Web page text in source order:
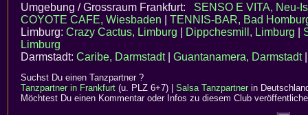
Umgebung / Grossraum Frankfurt: SENSO E VITA, Neu-
COYOTE CAFE, Wiesbaden
TENNIS-BAR, Bad
Limburg: Crazy Cactus, Limburg Dippchesmill, Limburg
Limburg
Darmstadt: Caribe, Darmstadt| Guantanamera, Darmstadt|
Suchst Du einen Tanzpartner ?
Tanzpartner in Frankfurt (u. PLZ 6+7) | Salsa Tanzpartnerin
Möchtest Du einen Kommentar oder Infos zu diesem Club